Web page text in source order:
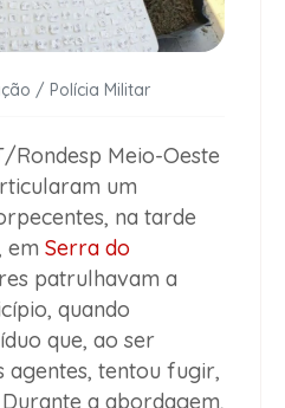
/ Polícia Militar
Rondesp Meio-Oeste
um
na tarde
em Serra do
patrulhavam a
quando
que, ao ser
agentes, tentou fugir,
a abordagem,